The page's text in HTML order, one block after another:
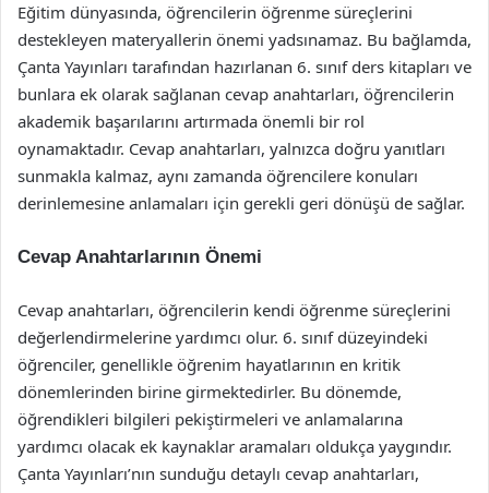
Eğitim dünyasında, öğrencilerin öğrenme süreçlerini
destekleyen materyallerin önemi yadsınamaz. Bu bağlamda,
Çanta Yayınları tarafından hazırlanan 6. sınıf ders kitapları ve
bunlara ek olarak sağlanan cevap anahtarları, öğrencilerin
akademik başarılarını artırmada önemli bir rol
oynamaktadır. Cevap anahtarları, yalnızca doğru yanıtları
sunmakla kalmaz, aynı zamanda öğrencilere konuları
derinlemesine anlamaları için gerekli geri dönüşü de sağlar.
Cevap Anahtarlarının Önemi
Cevap anahtarları, öğrencilerin kendi öğrenme süreçlerini
değerlendirmelerine yardımcı olur. 6. sınıf düzeyindeki
öğrenciler, genellikle öğrenim hayatlarının en kritik
dönemlerinden birine girmektedirler. Bu dönemde,
öğrendikleri bilgileri pekiştirmeleri ve anlamalarına
yardımcı olacak ek kaynaklar aramaları oldukça yaygındır.
Çanta Yayınları’nın sunduğu detaylı cevap anahtarları,